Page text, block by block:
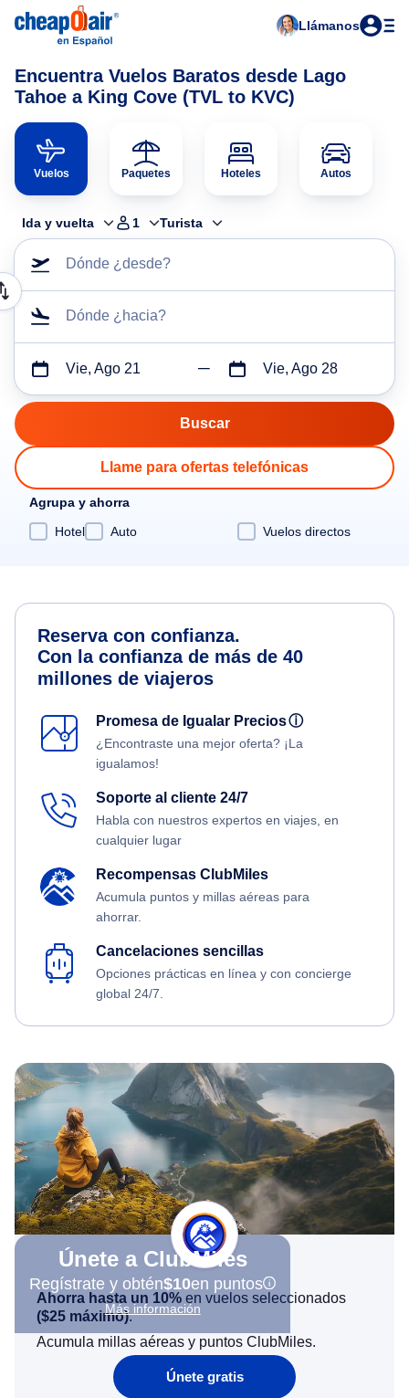
Llámanos
Encuentra Vuelos Baratos desde Lago
Tahoe a King Cove (TVL to KVC)
Vuelos Paquetes Hoteles Autos
Ida y vuelta 1 Turista
Dónde ¿desde?
Dónde ¿hacia?
Vie, Ago 21 Vie, Ago 28
Llame para ofertas telefónicas
Agrupa y ahorra
Hotel
Auto Vuelos directos
Reserva con confianza.
Con la confianza de más de 40
millones de viajeros
Promesa de Igualar Preciosⓘ
¿Encontraste una mejor oferta? ¡La
igualamos!
Soporte al cliente 24/7
Habla con nuestros expertos en viajes, en
cualquier lugar
Recompensas ClubMiles
Acumula puntos y millas aéreas para
ahorrar.
Cancelaciones sencillas
Opciones prácticas en línea y con concierge
global 24/7.
Únete a ClubMiles
Regístrate y obtén$10en puntos
Más información
Ahorra hasta un 10% en vuelos seleccionados
($25 máximo).
Acumula millas aéreas y puntos ClubMiles.
Únete gratis